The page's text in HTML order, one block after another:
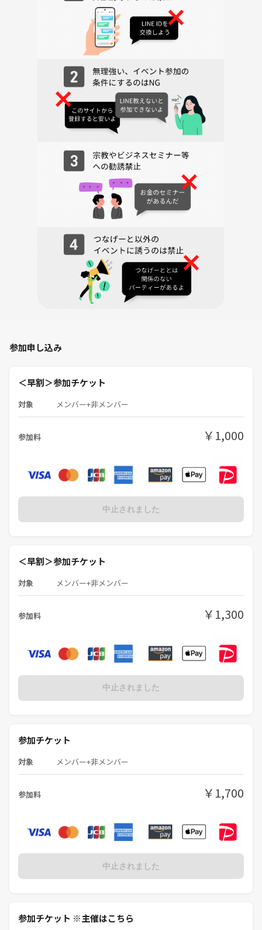
す。場合によっては法的措置の対象になることがあります。
参加申し込み
＜早割＞参加チケット
対象 メンバー+非メンバー
参加料 ￥1,000
中止されました
＜早割＞参加チケット
対象 メンバー+非メンバー
参加料 ￥1,300
中止されました
参加チケット
対象 メンバー+非メンバー
参加料 ￥1,700
中止されました
参加チケット ※主催はこちら